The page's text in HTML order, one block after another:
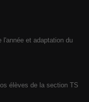
l'année et adaptation du
élèves de la section TS